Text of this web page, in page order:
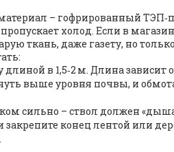
– гофрированный
пропускает холод. Если в
ткань, даже газету, но
длиной в 1,5‑2 м. Длина
выше уровня почвы, и
сильно – ствол должен
закрепите конец лентой или